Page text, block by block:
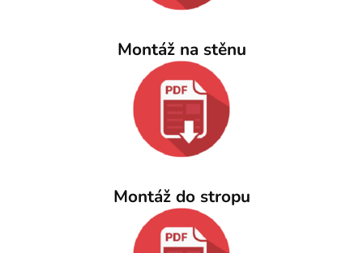
Montáž na stěnu
Montáž do stropu